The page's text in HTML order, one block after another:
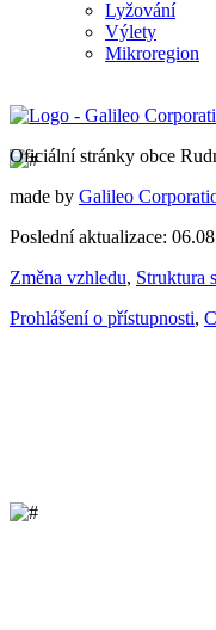
Lyžování
Výlety
Mikroregion
Oficiální stránky obce
made by Galileo
Poslední aktualizace:
Změna vzhledu, Struktura
Prohlášení o přístupnosti,